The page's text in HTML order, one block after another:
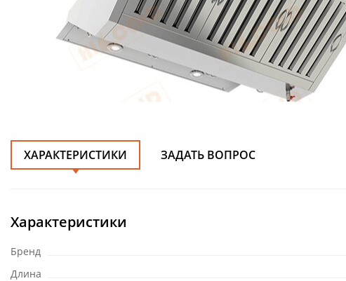
ХАРАКТЕРИСТИКИ ЗАДАТЬ ВОПРОС
Характеристики
Бренд
Длина